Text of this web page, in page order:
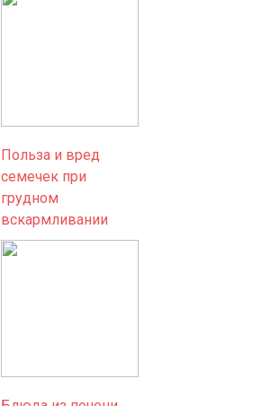
Польза и вред
семечек при
грудном
вскармливании